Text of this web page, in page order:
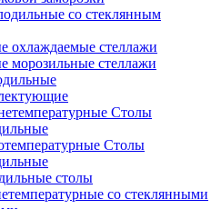
со стеклянным
охлаждаемые стеллажи
морозильные стеллажи
Столы
Столы
столы
со стеклянными